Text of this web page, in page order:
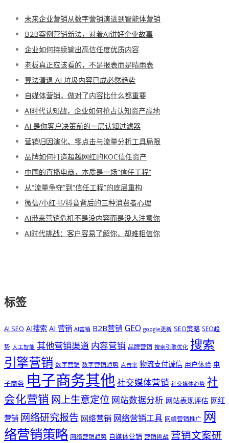
未来企业营销从数字营销演进到智能体营销
B2B案例营销新法，对着AI讲好企业故事
企业如何持续输出高信任度优质内容
老板真正应该看的，不是报表而是晴雨表
算法清退 AI 垃圾内容已成必然趋势
自媒体营销，做对了内容比什么都重要
AI时代认知战，企业如何抢占认知资产高地
AI 是你客户决策前的一层认知过滤器
营销归因演化、零点击与流量分析工具局限
品牌如何打造超越网红的KOC信任资产
中国的直播电商，本质是一场“信任工程”
从“流量争夺”到“信任工程”的底层重构
微信/小红书/抖音背后的三种消费者心理
AI带来营销危机不是没内容而是没人注意你
AI时代挑战：客户容易了解你，却难相信你
标签
AI SEO AI搜索 AI 营销 AI营销 B2B营销 GEO google更新 SEO策略 SEO趋
势 人工智能 其他营销渠道 内容营销 品牌营销 搜索引擎优化 搜索
引擎营销 数字营销 数字营销趋势 点击率 物流支付诚信 用户体验 电
子商务 电子商务其他社交媒体营销 社交媒体趋势 社
会化营销 网上生意定位 网站数据分析 网站表现评估 网红
营销 网络研究报告 网络营销 网络营销工具 网络营销推广 网
络营销策略 网络营销趋势 自媒体营销 营销挑战 营销文案研